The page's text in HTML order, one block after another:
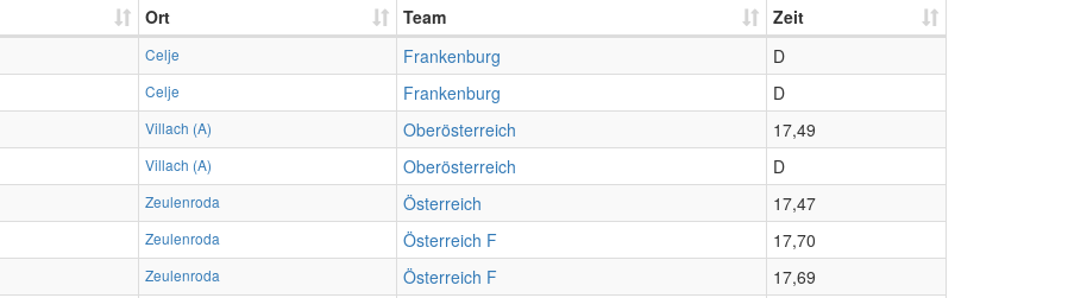
Ort Team
Zeit
Celje Frankenburg
D
Celje Frankenburg
D
Villach (A) Oberösterreich
17,49
Villach (A) Oberösterreich
D
Zeulenroda Österreich
17,47
Zeulenroda Österreich F
17,70
Zeulenroda Österreich F
17,69